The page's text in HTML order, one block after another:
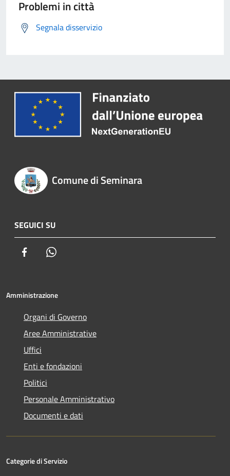
Problemi in città
Segnala disservizio
Comune di Seminara
SEGUICI SU
Facebook
Amministrazione
Organi di Governo
Aree Amministrative
Uffici
Enti e fondazioni
Politici
Personale Amministrativo
Documenti e dati
Categorie di Servizio